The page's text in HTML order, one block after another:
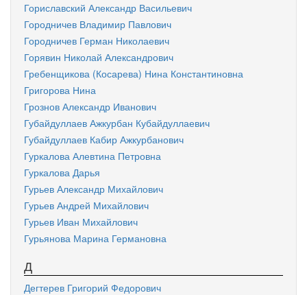
Гориславский Александр Васильевич
Городничев Владимир Павлович
Городничев Герман Николаевич
Горявин Николай Александрович
Гребенщикова (Косарева) Нина Константиновна
Григорова Нина
Грознов Александр Иванович
Губайдуллаев Ажкурбан Кубайдуллаевич
Губайдуллаев Кабир Ажкурбанович
Гуркалова Алевтина Петровна
Гуркалова Дарья
Гурьев Александр Михайлович
Гурьев Андрей Михайлович
Гурьев Иван Михайлович
Гурьянова Марина Германовна
Д
Дегтерев Григорий Федорович